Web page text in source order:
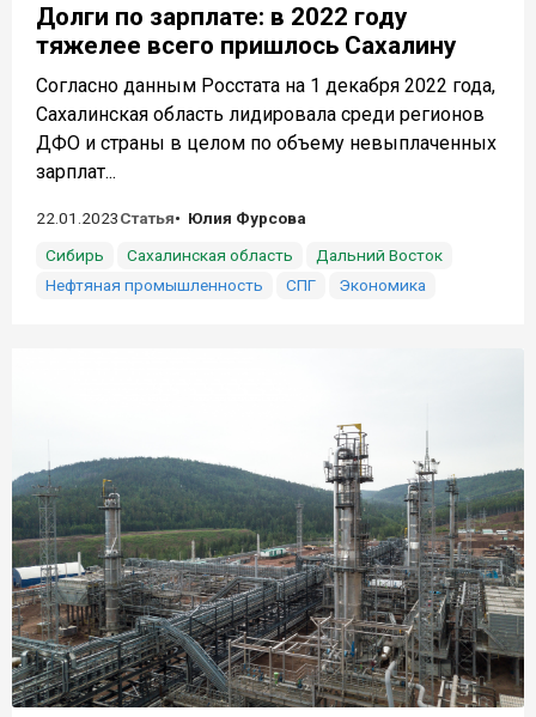
Долги по зарплате: в 2022 году
тяжелее всего пришлось Сахалину
Согласно данным Росстата на 1 декабря 2022 года,
Сахалинская область лидировала среди регионов
ДФО и страны в целом по объему невыплаченных
зарплат...
22.01.2023Статья
Юлия Фурсова
Сибирь
Сахалинская область
Дальний Восток
Нефтяная промышленность
СПГ Экономика